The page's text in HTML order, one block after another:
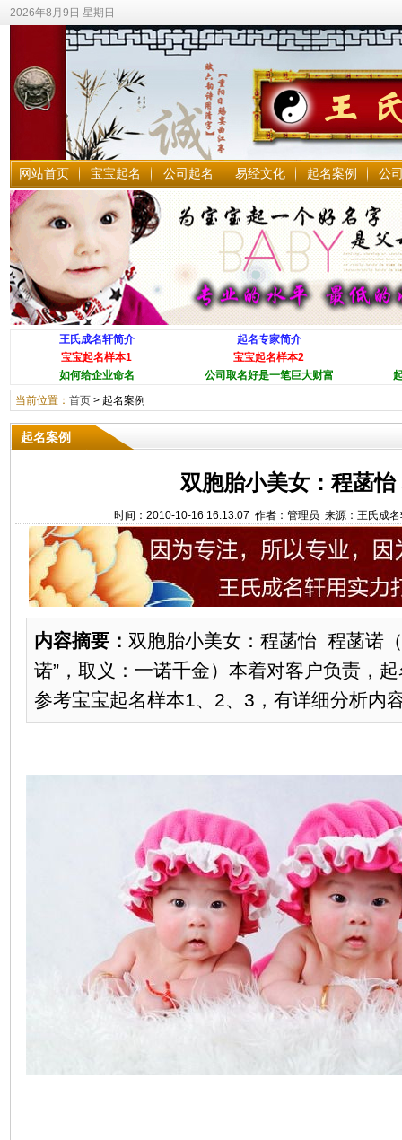
2026年8月9日 星期日
网站首页 宝宝起名 公司起名 易经文化 起名案例 公
王氏成名轩简介
起名专家简介
宝宝起名样本1
宝宝起名样本2
如何给企业命名
公司取名好是一笔巨大财富
当前位置： 首页> 起名案例
起名案例
双胞胎小美女：程菡怡
时间：2010-10-16 16:13:07 作者：管理员 来源：王氏成
内容摘要： 双胞胎小美女：程菡怡 程菡诺
诺”，取义：一诺千金）本着对客户负责，
参考宝宝起名样本1、2、3，有详细分析内